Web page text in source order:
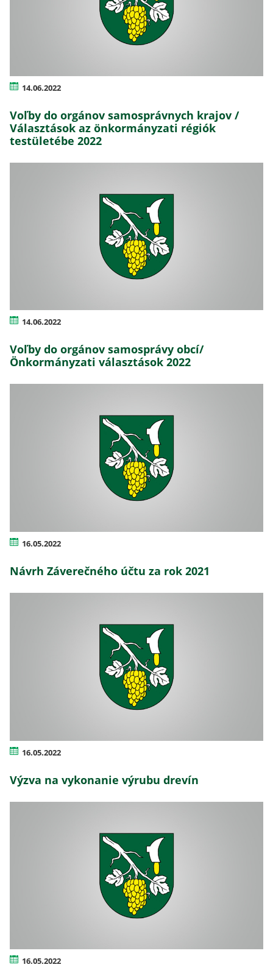
14.06.2022
Voľby do orgánov samosprávnych krajov /
Választások az önkormányzati régiók
testületébe 2022
14.06.2022
Voľby do orgánov samosprávy obcí/
Önkormányzati választások 2022
16.05.2022
Návrh Záverečného účtu za rok 2021
16.05.2022
Výzva na vykonanie výrubu drevín
16.05.2022